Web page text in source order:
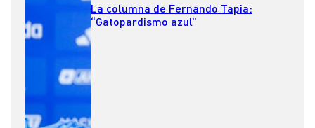
La columna de Fernando Tapia:
“Gatopardismo azul”